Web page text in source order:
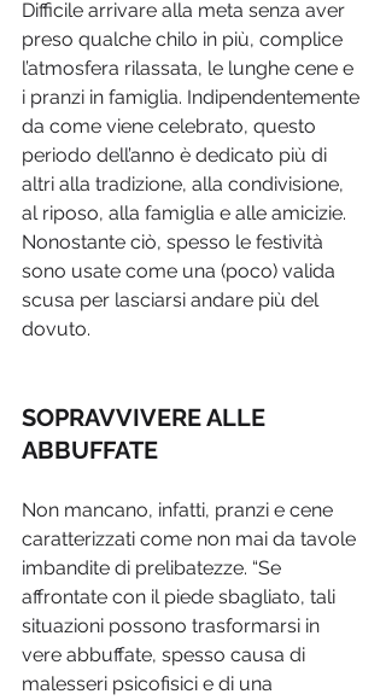
Difficile arrivare alla meta senza aver
preso qualche chilo in più, complice
l’atmosfera rilassata, le lunghe cene e
i pranzi in famiglia. Indipendentemente
da come viene celebrato, questo
periodo dell’anno è dedicato più di
altri alla tradizione, alla condivisione,
al riposo, alla famiglia e alle amicizie.
Nonostante ciò, spesso le festività
sono usate come una (poco) valida
scusa per lasciarsi andare più del
dovuto.
SOPRAVVIVERE ALLE
ABBUFFATE
Non mancano, infatti, pranzi e cene
caratterizzati come non mai da tavole
imbandite di prelibatezze. “Se
affrontate con il piede sbagliato, tali
situazioni possono trasformarsi in
vere abbuffate, spesso causa di
malesseri psicofisici e di una